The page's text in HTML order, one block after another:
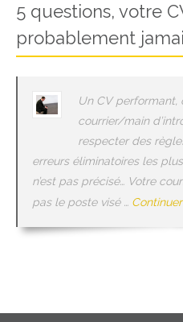
5 questions, votre
probablement
Un CV performant,
courrier/main
respecter des
erreurs éliminatoires les
n’est pas précisé… Votre
pas le poste visé …